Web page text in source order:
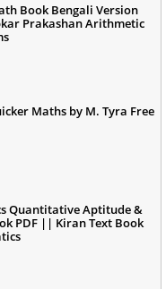
Book Bengali Version
Prakashan Arithmetic
Maths by M. Tyra Free
Quantitative Aptitude &
PDF || Kiran Text Book